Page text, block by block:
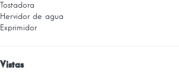
Tostadora
Hervidor de agua
Exprimidor
Vistas